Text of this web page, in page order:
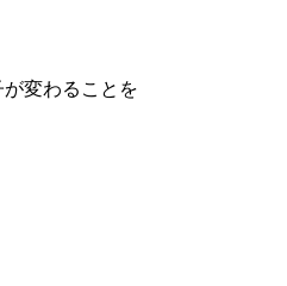
変わることを